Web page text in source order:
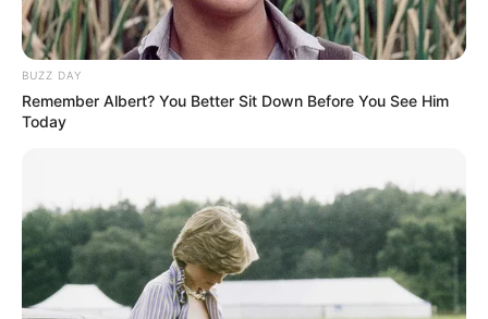
BUZZ DAY
Remember Albert? You Better Sit Down Before You See Him
Today